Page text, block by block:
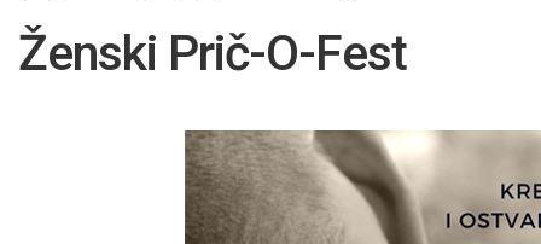
Ženski Prič-O-Fest